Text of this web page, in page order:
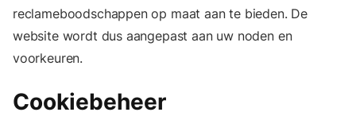
reclameboodschappen op maat aan te bieden. De
website wordt dus aangepast aan uw noden en
voorkeuren.
Cookiebeheer